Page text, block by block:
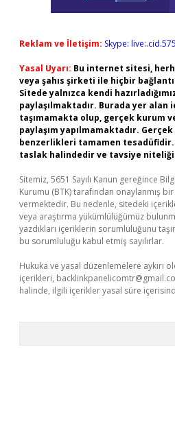
Reklam ve İletişim: Skype:
Yasal Uyarı: Bu internet sitesi,
veya şahıs şirketi ile hiçbir
Sitede yalnızca kendi
paylaşılmaktadır. Burada yer
taşımamakta olup, gerçek kurum
paylaşım yapılmamaktadır.
benzerlikleri tamamen
taslak halindedir ve tavsiye niteliği
Sitemiz, 5651 Sayılı Kanun gereğince
Kurumu (BTK) tarafından onaylanmış
vermektedir. Bu nedenle, sitedeki
veya araştırma yükümlülüğümüz
yazdıkları içeriklerin sorumluluğunu
bu sorumluluğu kabul etmiş sayılırlar.
Hukuka ve yasal düzenlemelere aykırı
içerikleri,
halinde, ilgili içerikler yasal süre